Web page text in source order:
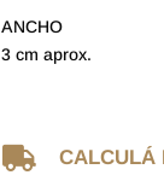
ANCHO
3 cm aprox.
 CALCULÁ